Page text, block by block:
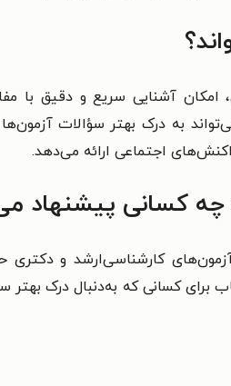
امکان آشنایی سریع و دقیق با
به درک بهتر سؤالات
اجتماعی ارائه می‌دهد.
کسانی پیشنهاد
کارشناسی‌ارشد و
کسانی که به‌دنبال درک